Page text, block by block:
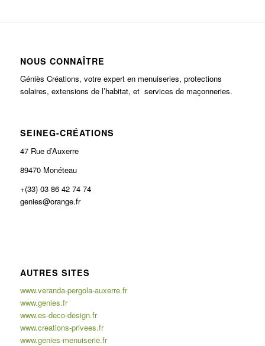
NOUS CONNAÎTRE
Géniès Créations, votre expert en menuiseries, protections
solaires, extensions de l’habitat, et services de maçonneries.
SEINEG-CRÉATIONS
47 Rue d’Auxerre
89470 Monéteau
+(33) 03 86 42 74 74
genies@orange.fr
AUTRES SITES
www.veranda-pergola-auxerre.fr
www.genies.fr
www.es-deco-design.fr
www.creations-privees.fr
www.genies-menuiserie.fr